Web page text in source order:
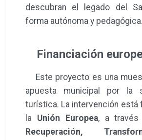
descubran el legado del
forma autónoma y pedagógica.
Financiación
Este proyecto es una
apuesta municipal por la
turística. La intervención está
la Unión Europea, a través
Recuperación,